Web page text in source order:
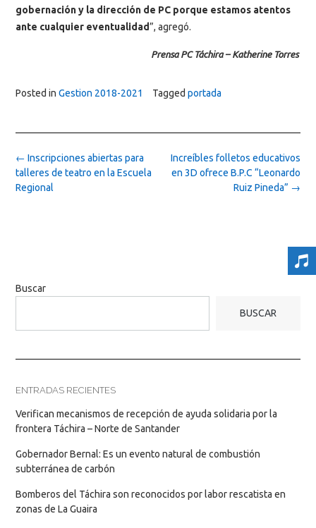
gobernación y la dirección de PC porque estamos atentos
ante cualquier eventualidad”, agregó.
Prensa PC Táchira – Katherine Torres
Posted in Gestion 2018-2021 Tagged portada
Post
navigation
Increíbles folletos educativos
en 3D ofrece B.P.C “Leonardo
Ruiz Pineda” →
← Inscripciones abiertas para
talleres de teatro en la Escuela
Regional
Buscar
BUSCAR
ENTRADAS RECIENTES
Verifican mecanismos de recepción de ayuda solidaria por la
frontera Táchira – Norte de Santander
Gobernador Bernal: Es un evento natural de combustión
subterránea de carbón
Bomberos del Táchira son reconocidos por labor rescatista en
zonas de La Guaira